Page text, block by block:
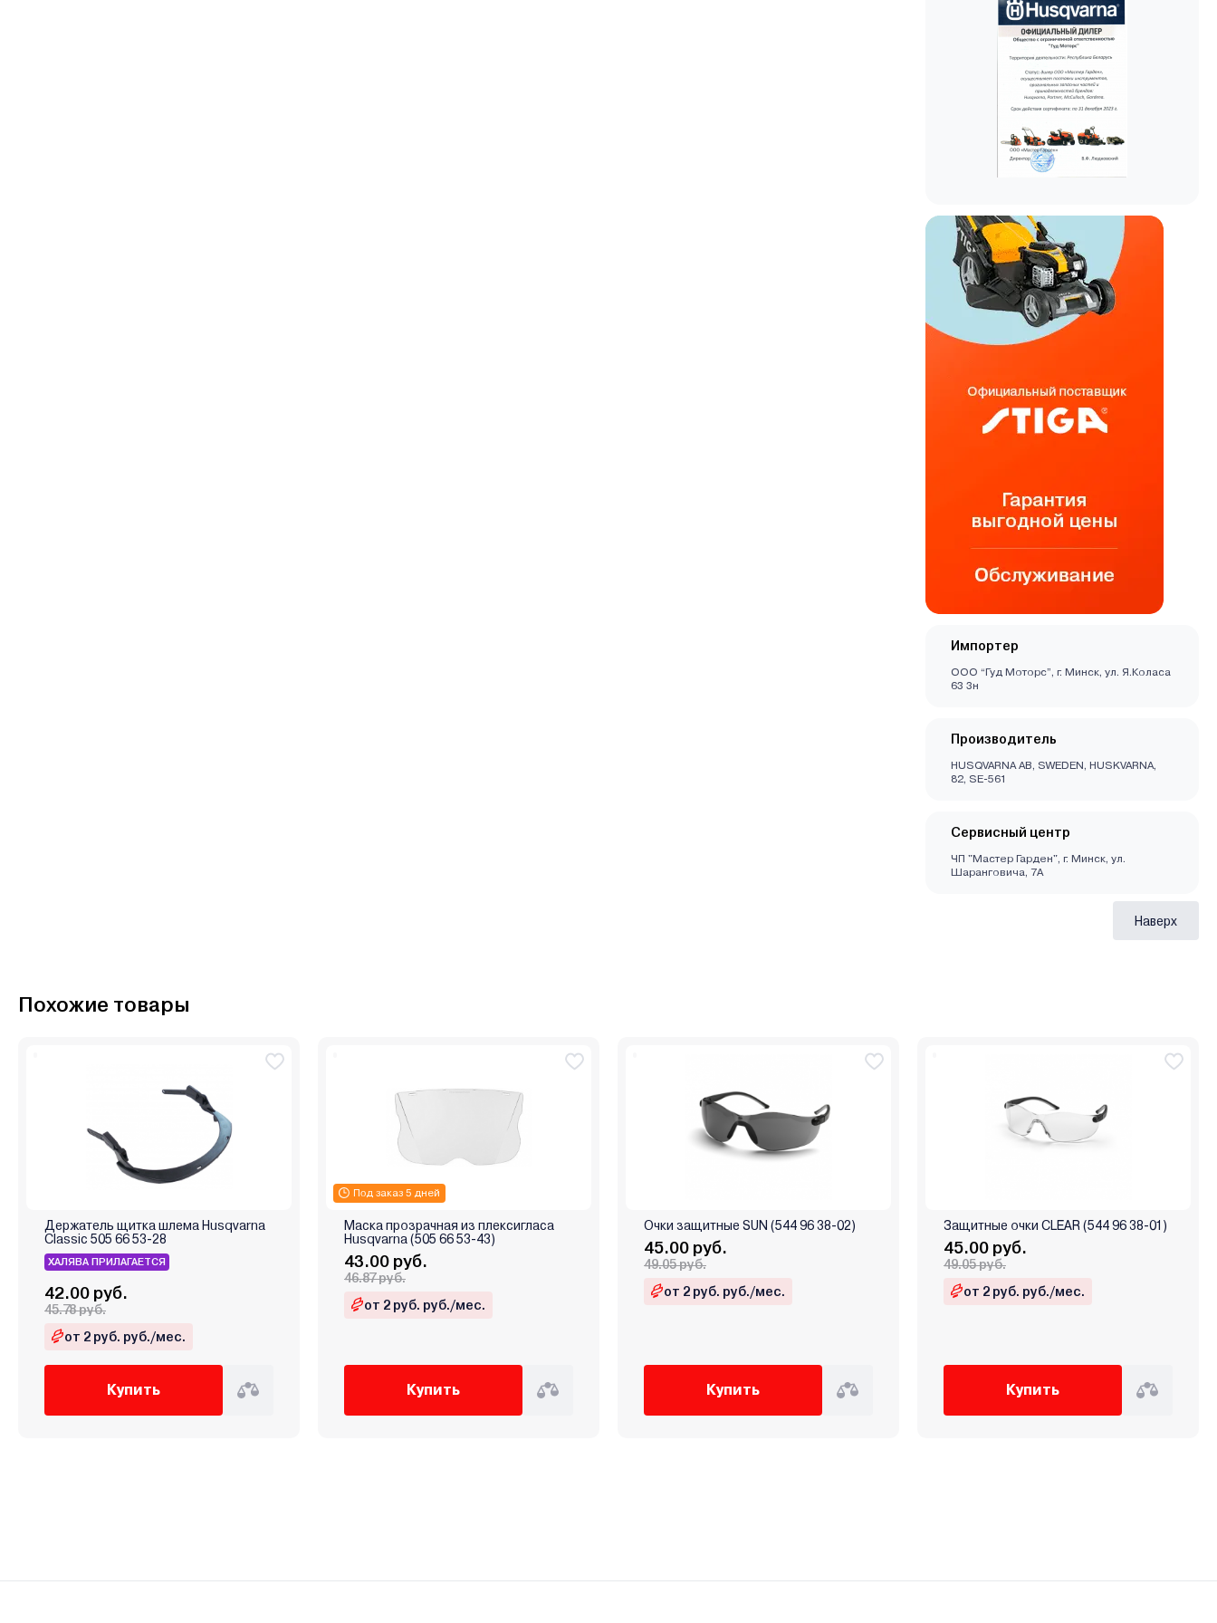
Импортер
ООО “Гуд Моторс”, г. Минск, ул. Я.Коласа
63 3н
Производитель
HUSQVARNA AB, SWEDEN, HUSKVARNA,
82, SE-561
Сервисный центр
ЧП "Мастер Гарден", г. Минск, ул.
Шаранговича, 7А
Наверх
Похожие товары
Держатель щитка шлема Husqvarna
Classic 505 66 53-28
ХАЛЯВА ПРИЛАГАЕТСЯ
42.00 руб.
45.78 руб.
от 2 руб. руб./мес.
Купить
Под заказ 5 дней
Маска прозрачная из плексигласа
Husqvarna (505 66 53-43)
43.00 руб.
46.87 руб.
от 2 руб. руб./мес.
Купить
Очки защитные SUN (544 96 38-02)
45.00 руб.
49.05 руб.
от 2 руб. руб./мес.
Купить
Защитные очки CLEAR (544 96 38-01)
45.00 руб.
49.05 руб.
от 2 руб. руб./мес.
Купить